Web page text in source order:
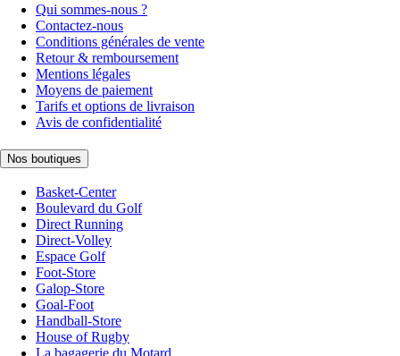
Qui sommes-nous ?
Contactez-nous
Conditions générales de vente
Retour & remboursement
Mentions légales
Moyens de paiement
Tarifs et options de livraison
Avis de confidentialité
Nos boutiques
Basket-Center
Boulevard du Golf
Direct Running
Direct-Volley
Espace Golf
Foot-Store
Galop-Store
Goal-Foot
Handball-Store
House of Rugby